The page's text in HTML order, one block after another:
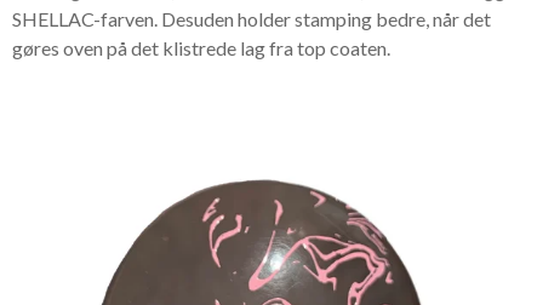
SHELLAC-farven. Desuden holder stamping bedre, når det
gøres oven på det klistrede lag fra top coaten.